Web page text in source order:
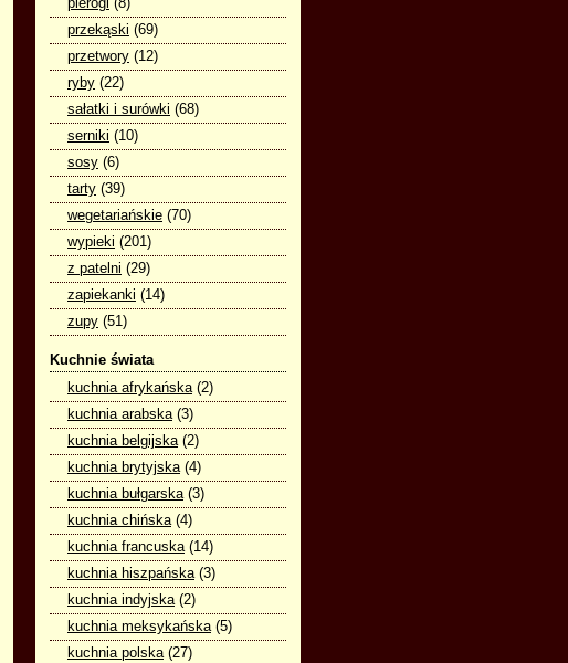
przekąski (69)
przetwory (12)
ryby (22)
sałatki i surówki (68)
serniki (10)
sosy (6)
tarty (39)
wegetariańskie (70)
wypieki (201)
z patelni (29)
zapiekanki (14)
zupy (51)
Kuchnie świata
kuchnia afrykańska (2)
kuchnia arabska (3)
kuchnia belgijska (2)
kuchnia brytyjska (4)
kuchnia bułgarska (3)
kuchnia chińska (4)
kuchnia francuska (14)
kuchnia hiszpańska (3)
kuchnia indyjska (2)
kuchnia meksykańska (5)
kuchnia polska (27)